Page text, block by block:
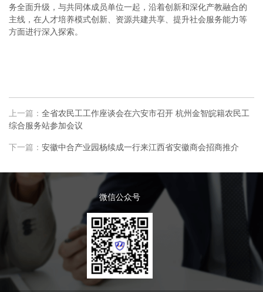
务全面升级，与共同体成员单位一起，沿着创新和深化产教融合的
主线，在人才培养模式创新、资源共建共享、提升社会服务能力等
方面进行深入探索。
上一篇： 全省农民工工作座谈会在六安市召开 杭州金智皖籍农民工
综合服务站参加会议
下一篇： 安徽中合产业园杨续成一行来江西省安徽商会招商推介
微信公众号